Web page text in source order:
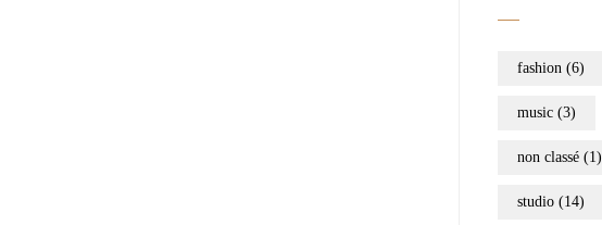
fashion (6)
music (3)
non classé (1)
studio (14)